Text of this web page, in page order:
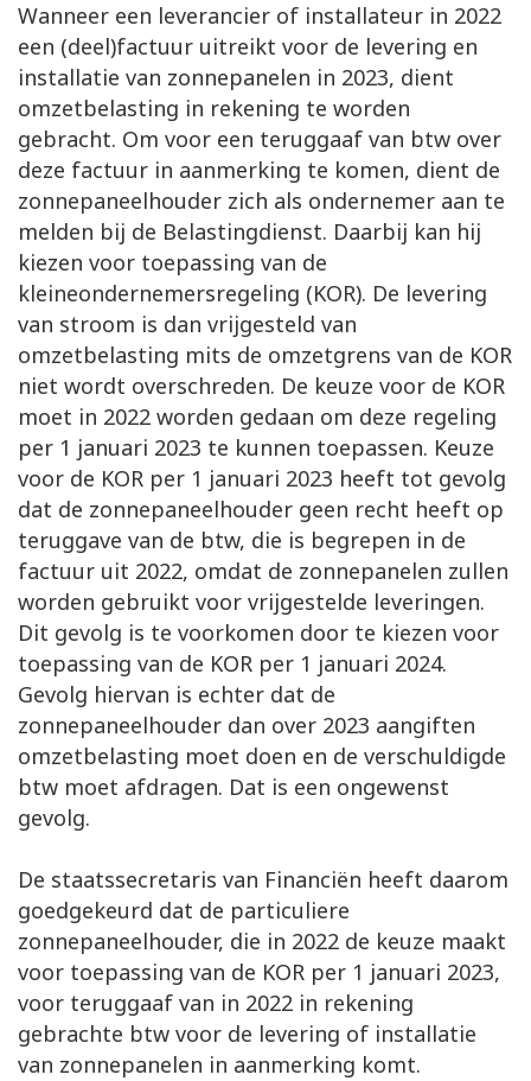
Wanneer een leverancier of installateur in 2022
een (deel)factuur uitreikt voor de levering en
installatie van zonnepanelen in 2023, dient
omzetbelasting in rekening te worden
gebracht. Om voor een teruggaaf van btw over
deze factuur in aanmerking te komen, dient de
zonnepaneelhouder zich als ondernemer aan te
melden bij de Belastingdienst. Daarbij kan hij
kiezen voor toepassing van de
kleineondernemersregeling (KOR). De levering
van stroom is dan vrijgesteld van
omzetbelasting mits de omzetgrens van de KOR
niet wordt overschreden. De keuze voor de KOR
moet in 2022 worden gedaan om deze regeling
per 1 januari 2023 te kunnen toepassen. Keuze
voor de KOR per 1 januari 2023 heeft tot gevolg
dat de zonnepaneelhouder geen recht heeft op
teruggave van de btw, die is begrepen in de
factuur uit 2022, omdat de zonnepanelen zullen
worden gebruikt voor vrijgestelde leveringen.
Dit gevolg is te voorkomen door te kiezen voor
toepassing van de KOR per 1 januari 2024.
Gevolg hiervan is echter dat de
zonnepaneelhouder dan over 2023 aangiften
omzetbelasting moet doen en de verschuldigde
btw moet afdragen. Dat is een ongewenst
gevolg.
De staatssecretaris van Financiën heeft daarom
goedgekeurd dat de particuliere
zonnepaneelhouder, die in 2022 de keuze maakt
voor toepassing van de KOR per 1 januari 2023,
voor teruggaaf van in 2022 in rekening
gebrachte btw voor de levering of installatie
van zonnepanelen in aanmerking komt.